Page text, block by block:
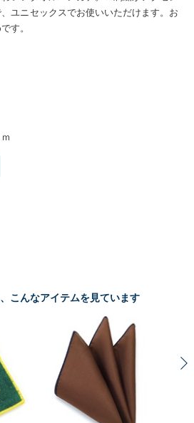
ユニセックスでお使いいただけます。お
す。
こんなアイテムを見ています